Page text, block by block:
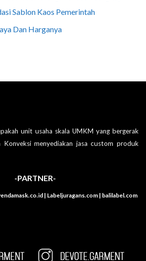
Sablon Kaos Pemerintah
Dan Harganya
unit usaha skala UMKM yang bergerak
Konveksi menyediakan jasa custom produk
-PARTNER-
| Labeljuragans.com | balilabel.com